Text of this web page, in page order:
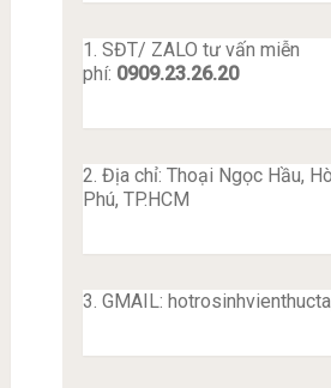
1. SĐT/ ZALO tư vấn miễn
phí: 0909.23.26.20
2. Địa chỉ: Thoại Ngọc Hầu,
Phú, TP.HCM
3. GMAIL: